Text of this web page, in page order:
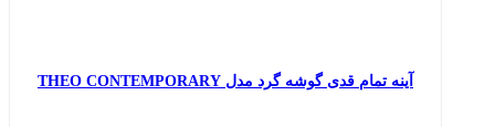
آینه تمام قدی گوشه گرد مدل THEO CONTEMPORARY